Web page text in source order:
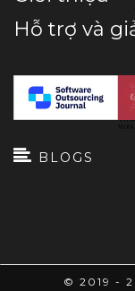
Hỗ trợ và
BLOGS
© 2019 -